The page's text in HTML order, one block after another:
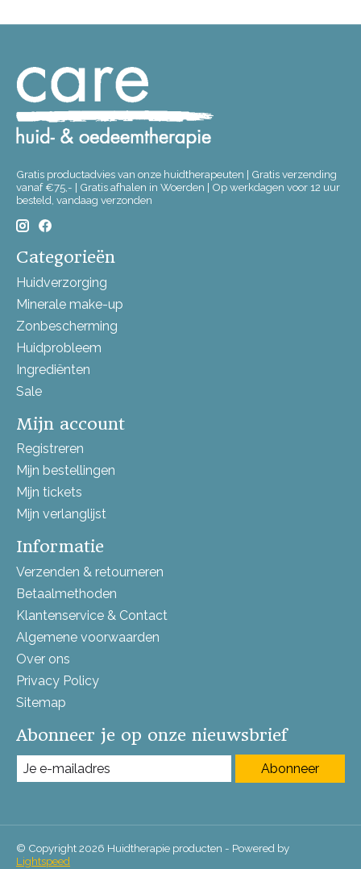
Gratis productadvies van onze huidtherapeuten | Gratis verzending
vanaf €75,- | Gratis afhalen in Woerden | Op werkdagen voor 12 uur
besteld, vandaag verzonden
Categorieën
Huidverzorging
Minerale make-up
Zonbescherming
Huidprobleem
Ingrediënten
Sale
Mijn account
Registreren
Mijn bestellingen
Mijn tickets
Mijn verlanglijst
Informatie
Verzenden & retourneren
Betaalmethoden
Klantenservice & Contact
Algemene voorwaarden
Over ons
Privacy Policy
Sitemap
Abonneer je op onze nieuwsbrief
Abonneer
© Copyright 2026 Huidtherapie producten - Powered by
Lightspeed